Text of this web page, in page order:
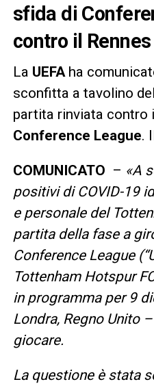
sfida di
contro il Rennes
La UEFAha
sconfitta a tavolino del
partita rinviata contro
Conference League.
COMUNICATO – «A
positivi di COVID-19
e personale del
partita della fase a
Conference League
Tottenham Hotspur
in programma per 9
Londra, Regno Unito
giocare.
La questione è stata